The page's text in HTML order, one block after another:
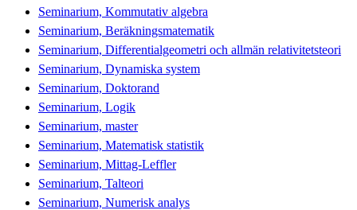
Seminarium, Kommutativ algebra
Seminarium, Beräkningsmatematik
Seminarium, Differentialgeometri och allmän relativitetsteori
Seminarium, Dynamiska system
Seminarium, Doktorand
Seminarium, Logik
Seminarium, master
Seminarium, Matematisk statistik
Seminarium, Mittag-Leffler
Seminarium, Talteori
Seminarium, Numerisk analys